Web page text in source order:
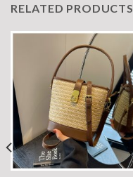
RELATED PRODUCTS